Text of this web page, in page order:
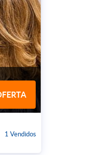
1 Vendidos